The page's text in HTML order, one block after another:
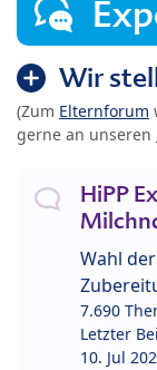
Wir
(Zum Elternforum
gerne an unseren
HiPP
Wahl
7.690
Letzter
10. Jul